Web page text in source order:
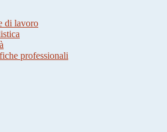
di lavoro
professionali